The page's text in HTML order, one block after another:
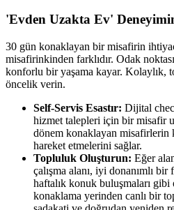
'Evden Uzakta Ev'
30 gün konaklayan bir misafirin
misafirinkinden farklıdır. Odak
konforlu bir yaşama kayar. Kolaylık,
öncelik verin.
Self-Servis Esastır: Dijital
hizmet talepleri için bir misafir
dönem konaklayan misafirlerin
hareket etmelerini sağlar.
Topluluk Oluşturun: Eğer
çalışma alanı, iyi donanımlı
haftalık konuk buluşmaları
konaklama yerinden canlı bir